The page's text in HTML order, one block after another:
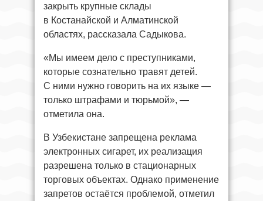
закрыть крупные склады
в Костанайской и Алматинской
областях, рассказала Садыкова.
«Мы имеем дело с преступниками,
которые сознательно травят детей.
С ними нужно говорить на их языке —
только штрафами и тюрьмой», —
отметила она.
В Узбекистане запрещена реклама
электронных сигарет, их реализация
разрешена только в стационарных
торговых объектах. Однако применение
запретов остаётся проблемой, отметил